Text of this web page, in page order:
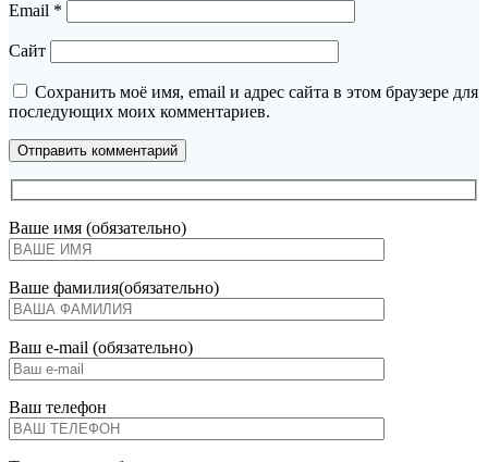
Email *
Сайт
Сохранить моё имя, email и адрес сайта в этом браузере для
последующих моих комментариев.
Ваше имя (обязательно)
Ваше фамилия(обязательно)
Ваш e-mail (обязательно)
Ваш телефон